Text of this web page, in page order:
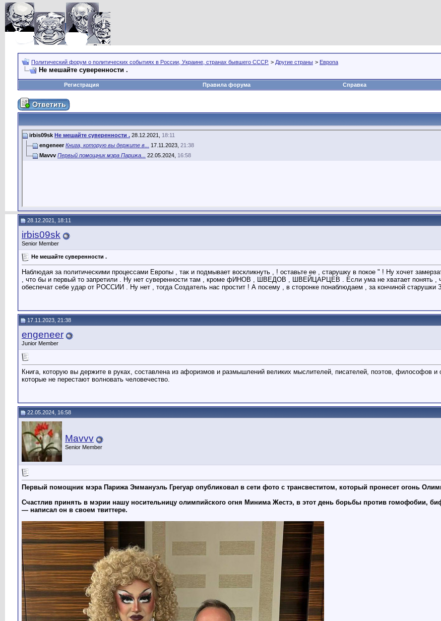
Политический форум о политических событиях в России, Украине, странах бывшего СССР. > Другие страны > Европа
Не мешайте суверенности .
Регистрация Правила форума Справка
irbis09sk Не мешайте суверенности . 28.12.2021, 18:11
engeneer Книга, которую вы держите в... 17.11.2023, 21:38
Mavvv Первый помощник мэра Парижа... 22.05.2024, 16:58
28.12.2021, 18:11
irbis09sk
Senior Member
Не мешайте суверенности .
Наблюдая за политическими процессами Европы , так и подмывает воскликнуть , ! оставьте ее , старушку в покое " ! Ну хочет
, что бы и первый то запретили . Ну нет суверенности там , кроме фИНОВ , ШВЕДОВ , ШВЕЙЦАРЦЕВ . Если ума не хватает понять ,
обеспечат себе удар от РОССИИ . Ну нет , тогда Создатель нас простит ! А посему , в сторонке понаблюдаем , за кончиной старушки
17.11.2023, 21:38
engeneer
Junior Member
Книга, которую вы держите в руках, составлена из афоризмов и размышлений великих мыслителей, писателей, поэтов, философов
которые не перестают волновать человечество.
22.05.2024, 16:58
Mavvv
Senior Member
Первый помощник мэра Парижа Эммануэль Грегуар опубликовал в сети фото с трансвеститом, который пронесет огонь
Счастлив принять в мэрии нашу носительницу олимпийского огня Минима Жестэ, в этот день борьбы против гомофобии,
— написал он в своем твиттере.